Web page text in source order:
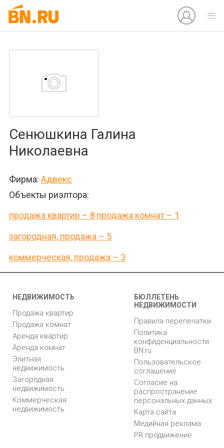
Сенюшкина Галина
Николаевна
Фирма: Адвекс
Объекты риэлтора:
продажа квартир – 8 продажа комнат – 1
загородная, продажа – 5
коммерческая, продажа – 3
НЕДВИЖИМОСТЬ
Продажа квартир
Продажа комнат
Аренда квартир
Аренда комнат
Элитная
недвижимость
Загородная
недвижимость
Коммерческая
недвижимость
БЮЛЛЕТЕНЬ
НЕДВИЖИМОСТИ
Правила перепечатки
Политика
конфиденциальности
BN.ru
Пользовательское
соглашение
Согласие на
распространение
персональных данных
Карта сайта
Медийная реклама
PR продвижение